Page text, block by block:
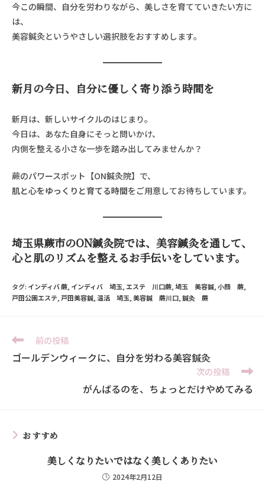
今この瞬間、自分を労わりながら、美しさを育てていきたい方に
は、
美容鍼灸というやさしい選択肢をおすすめします。
新月の今日、自分に優しく寄り添う時間を
新月は、新しいサイクルのはじまり。
今日は、あなた自身にそっと問いかけ、
内側を整える小さな一歩を踏み出してみませんか？
蕨のパワースポット【ON鍼灸院】で、
肌と心をゆっくりと育てる時間をご用意してお待ちしています。
埼玉県蕨市のON鍼灸院では、美容鍼灸を通して、
心と肌のリズムを整えるお手伝いをしています。
タグ: インディバ 蕨 インディバ 埼玉 エステ 川口蕨 埼玉 美容鍼 小顔 蕨
戸田公園エステ 戸田美容鍼 温活 埼玉 美容鍼 蕨川口 鍼灸 蕨
前の投稿
ゴールデンウィークに、自分を労わる美容鍼灸
次の投稿
がんばるのを、ちょっとだけやめてみる
おすすめ
美しくなりたいではなく美しくありたい
2024年2月12日